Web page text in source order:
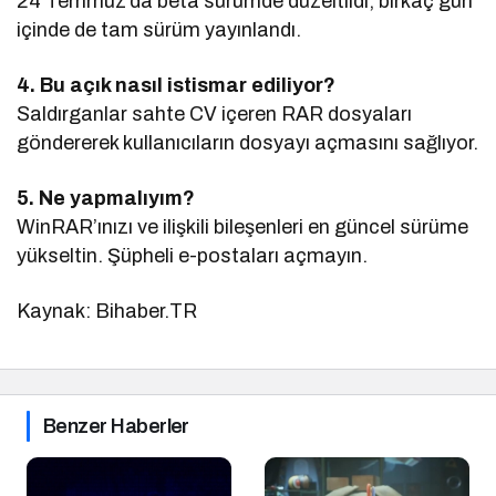
içinde de tam sürüm yayınlandı.
4. Bu açık nasıl istismar ediliyor?
Saldırganlar sahte CV içeren RAR dosyaları
göndererek kullanıcıların dosyayı açmasını sağlıyor.
5. Ne yapmalıyım?
WinRAR’ınızı ve ilişkili bileşenleri en güncel sürüme
yükseltin. Şüpheli e-postaları açmayın.
Kaynak: Bihaber.TR
Benzer Haberler